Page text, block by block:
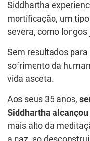
Siddhartha
mortificação, um
severa, como longos
Sem resultados
sofrimento da
vida asceta.
Aos seus 35 anos,
Siddhartha alcançou
mais alto da
a paz, ao